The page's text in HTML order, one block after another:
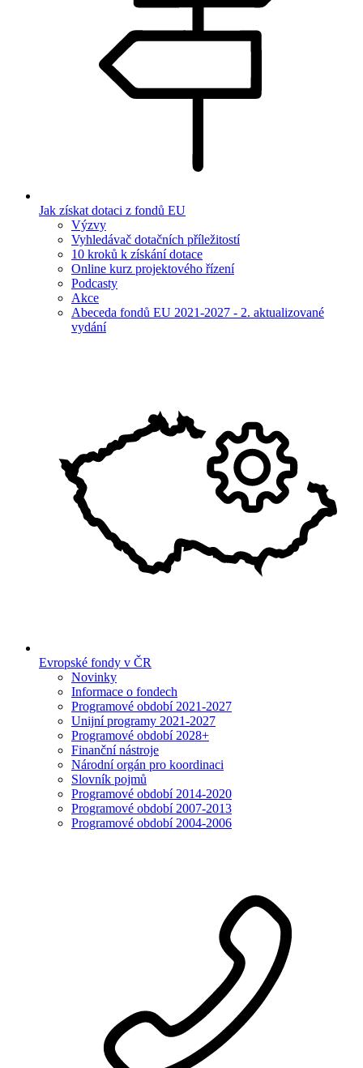
Jak získat dotaci z fondů EU
Výzvy
Vyhledávač dotačních příležitostí
10 kroků k získání dotace
Online kurz projektového řízení
Podcasty
Akce
Abeceda fondů EU 2021-2027 - 2. aktualizované
vydání
Evropské fondy v ČR
Novinky
Informace o fondech
Programové období 2021-2027
Unijní programy 2021-2027
Programové období 2028+
Finanční nástroje
Národní orgán pro koordinaci
Slovník pojmů
Programové období 2014-2020
Programové období 2007-2013
Programové období 2004-2006